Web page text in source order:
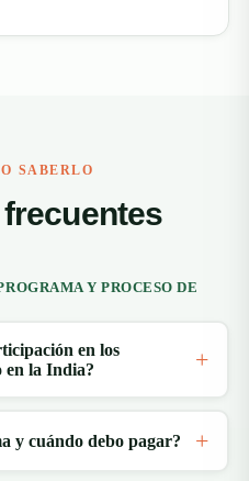
SABERLO
Y PROCESO DE
en los
en la India?
y cuándo debo pagar?